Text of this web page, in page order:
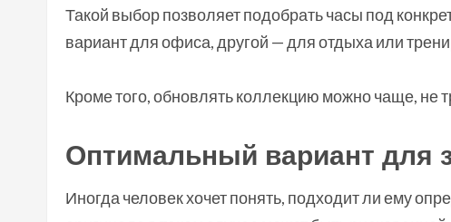
Такой выбор позволяет подобрать часы под
вариант для офиса, другой — для отдыха или
Кроме того, обновлять коллекцию можно чаще, не
Оптимальный вариант для
Иногда человек хочет понять, подходит ли ему